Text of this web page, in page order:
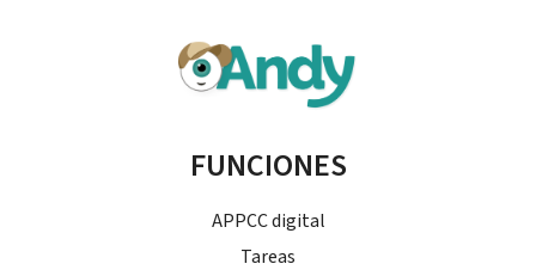
FUNCIONES
APPCC digital
Tareas